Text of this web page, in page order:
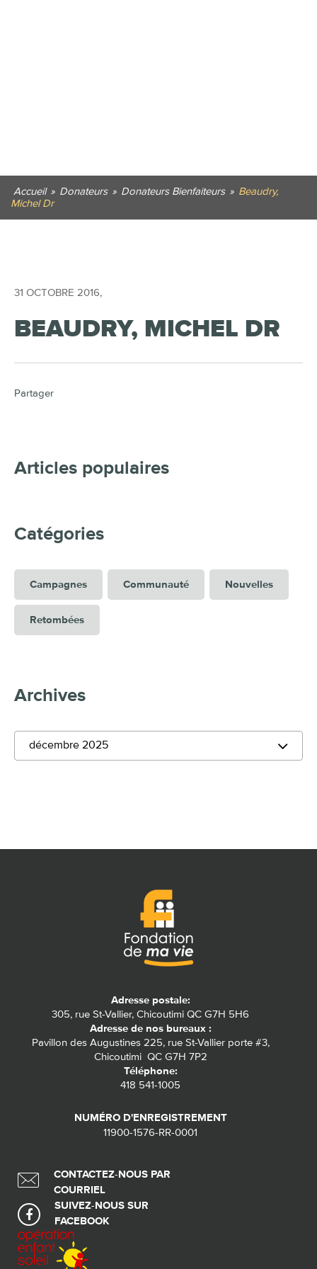
Accueil » Donateurs » Donateurs Bienfaiteurs » Beaudry,
Michel Dr
31 OCTOBRE 2016,
BEAUDRY, MICHEL DR
Partager
Articles populaires
Catégories
Campagnes Communauté Nouvelles
Retombées
Archives
décembre 2025
Adresse postale:
305, rue St-Vallier, Chicoutimi QC G7H 5H6
Adresse de nos bureaux :
Pavillon des Augustines 225, rue St-Vallier porte #3,
Chicoutimi QC G7H 7P2
Téléphone:
418 541-1005
NUMÉRO D'ENREGISTREMENT
11900-1576-RR-0001
CONTACTEZ-NOUS PAR
COURRIEL
SUIVEZ-NOUS SUR
FACEBOOK